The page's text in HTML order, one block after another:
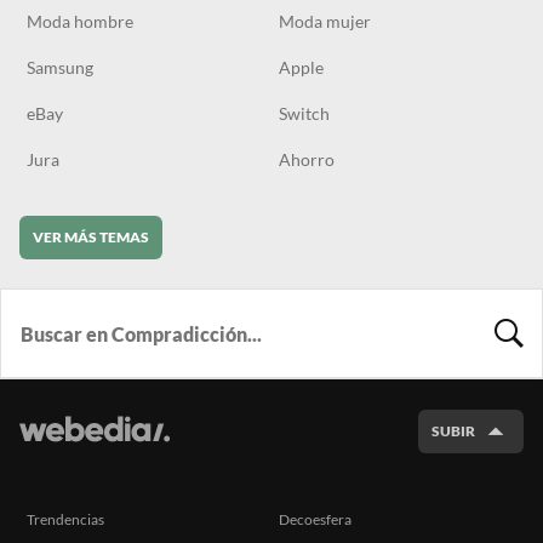
Moda hombre Moda mujer
Samsung Apple
eBay Switch
Jura Ahorro
VER MÁS TEMAS
SUBIR
Trendencias Decoesfera